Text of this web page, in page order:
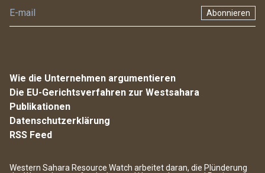
Abonnieren
Wie die Unternehmen argumentieren
Die EU-Gerichtsverfahren zur Westsahara
Publikationen
Datenschutzerklärung
RSS Feed
Western Sahara Resource Watch arbeitet daran, die Plünderung